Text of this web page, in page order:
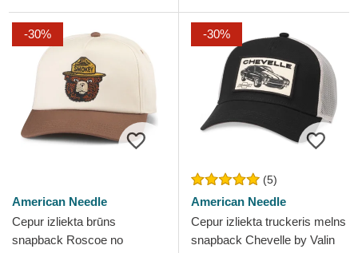
-30%
American Needle
Cepur izliekta brūns
snapback Roscoe no
-30%
(5)
American Needle
Cepur izliekta truckeris melns
snapback Chevelle by Valin